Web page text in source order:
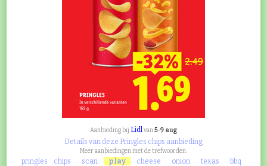
Aanbieding bij Lidlvan5-9 aug
Details van deze Pringles chips aanbieding
Meer aanbiedingen met de trefwoorden:
pringles chips scan play cheese onion texas
bbq